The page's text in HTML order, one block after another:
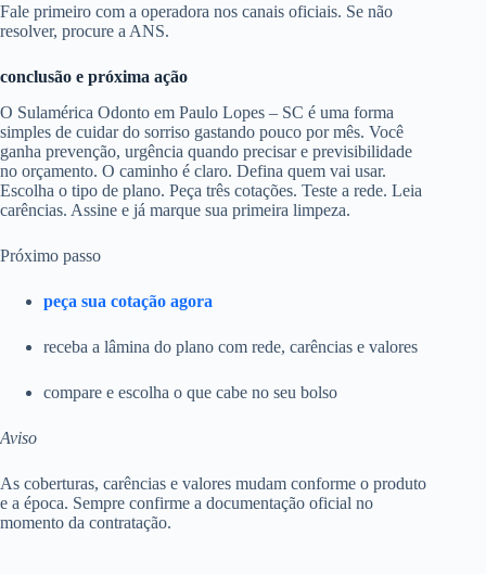
Fale primeiro com a operadora nos canais oficiais. Se não
resolver, procure a ANS.
conclusão e próxima ação
O Sulamérica Odonto em Paulo Lopes – SC é uma forma
simples de cuidar do sorriso gastando pouco por mês. Você
ganha prevenção, urgência quando precisar e previsibilidade
no orçamento. O caminho é claro. Defina quem vai usar.
Escolha o tipo de plano. Peça três cotações. Teste a rede. Leia
carências. Assine e já marque sua primeira limpeza.
Próximo passo
peça sua cotação agora
receba a lâmina do plano com rede, carências e valores
compare e escolha o que cabe no seu bolso
Aviso
As coberturas, carências e valores mudam conforme o produto
e a época. Sempre confirme a documentação oficial no
momento da contratação.